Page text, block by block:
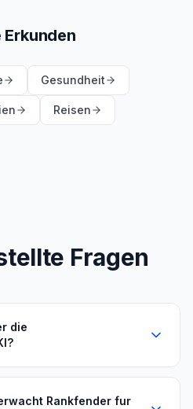
Gesundheit
Reisen
Fragen
die
Rankfender fur